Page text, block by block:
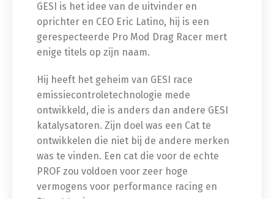
GESI is het idee van de uitvinder en
oprichter en CEO Eric Latino, hij is een
gerespecteerde Pro Mod Drag Racer mert
enige titels op zijn naam.
Hij heeft het geheim van GESI race
emissiecontroletechnologie mede
ontwikkeld, die is anders dan andere GESI
katalysatoren. Zijn doel was een Cat te
ontwikkelen die niet bij de andere merken
was te vinden. Een cat die voor de echte
PROF zou voldoen voor zeer hoge
vermogens voor performance racing en